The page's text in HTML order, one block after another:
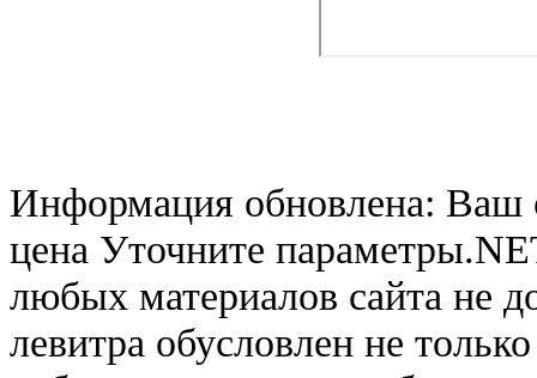
Информация обновлена: Ваш
цена Уточните
любых материалов сайта не
левитра обусловлен не